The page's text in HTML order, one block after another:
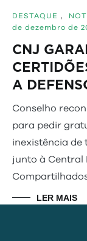
DESTAQUE ,
de dezembro de
CNJ
A
Conselho
para pedir
inexistência de
junto à Central
LER MAIS